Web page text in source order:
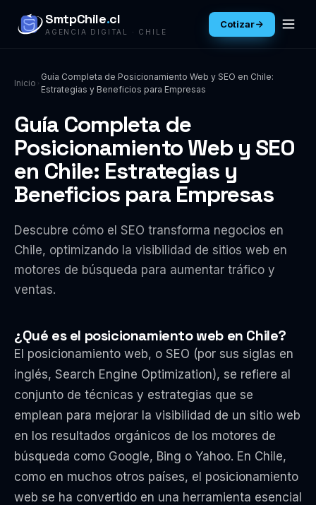
SmtpChile.cl
AGENCIA DIGITAL · CHILE
Cotizar
Inicio
Guía Completa de Posicionamiento Web y SEO en Chile:
Estrategias y Beneficios para Empresas
Guía Completa de
Posicionamiento Web y SEO
en Chile: Estrategias y
Beneficios para Empresas
Descubre cómo el SEO transforma negocios en
Chile, optimizando la visibilidad de sitios web en
motores de búsqueda para aumentar tráfico y
ventas.
¿Qué es el posicionamiento web en Chile?
El posicionamiento web, o SEO (por sus siglas en
inglés, Search Engine Optimization), se refiere al
conjunto de técnicas y estrategias que se
emplean para mejorar la visibilidad de un sitio web
en los resultados orgánicos de los motores de
búsqueda como Google, Bing o Yahoo. En Chile,
como en muchos otros países, el posicionamiento
web se ha convertido en una herramienta esencial